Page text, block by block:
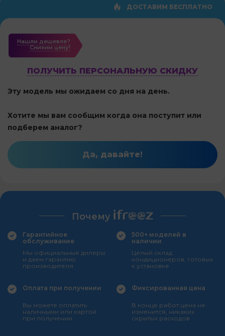
ДОСТАВИМ БЕСПЛАТНО
Нашли дешевле?
Cнизим цену!
ПОЛУЧИТЬ ПЕРСОНАЛЬНУЮ СКИДКУ
Эту модель мы ожидаем со дня на день.
Хотите мы вам сообщим когда она поступит или
подберем аналог?
Да, давайте!
Почему
Гарантийное
обслуживание
Мы официальные дилеры
и даем гарантию
производителя
500+ моделей в
наличии
Целый склад
кондиционеров, готовых
к установке
Оплата при получении
Вы можете оплатить
наличными или картой
при получении
Фиксированная цена
В конце работ цена не
изменится, никаких
скрытых расходов